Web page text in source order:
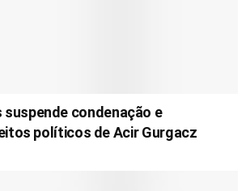
suspende condenação e
políticos de Acir Gurgacz